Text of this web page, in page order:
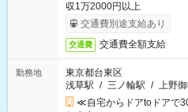
収1万2000円以上
交通費別途支給あり
交通費 交通費全額支給
勤務地
東京都台東区
浅草駅 / 三ノ輪駅 / 上野
≪自宅からドアtoドアで